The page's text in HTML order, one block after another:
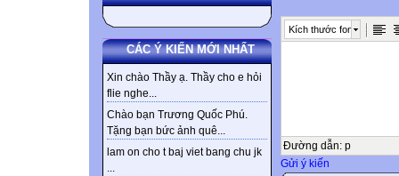
CÁC Ý KIẾN MỚI NHẤT
Xin chào Thầy ạ. Thầy cho e hỏi
flie nghe...
Chào bạn Trương Quốc Phú.
Tặng bạn bức ảnh quê...
lam on cho t baj viet bang chu jk
...
Kích thước font
Đường dẫn: p
Gửi ý kiến